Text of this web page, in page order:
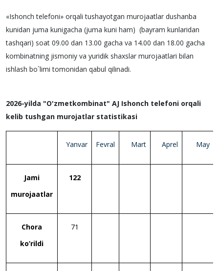
«Ishonch tеlеfoni» orqali tushayotgan murojaatlar dushanba
kunidan juma kunigacha (juma kuni ham) (bayram kunlaridan
tashqari) soat 09.00 dan 13.00 gacha va 14.00 dan 18.00 gacha
kombinatning jismoniy va yuridik shaxslar murojaatlari bilan
ishlash bo`limi tomonidan qabul qilinadi.
2026-yilda "O'zmetkombinat" AJ Ishonch telefoni orqali
kelib tushgan murojatlar statistikasi
Yanvar Fevral Mart Aprel May
Jami
murojaatlar
122
Chora
ko’rildi
71